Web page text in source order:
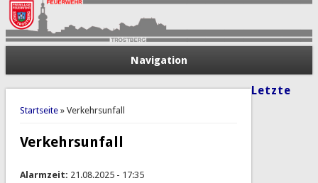
Navigation
Sie sind hier
Startseite» Verkehrsunfall
Verkehrsunfall
Alarmzeit: 21.08.2025 - 17:35
Letzte